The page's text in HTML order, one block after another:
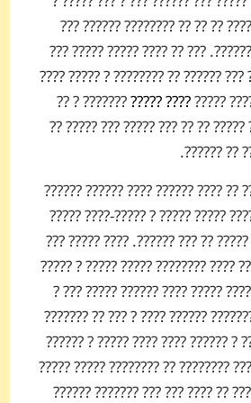
????? ?????? ?????????? ?? ??
???????????? ????? ??????. ???
???? ?? ??? ??? ?? ?? ??? ?????? ??
??????
???? ?????
??????? ? ??
???? ?? ?????? ????? ????? ?? ??
?????
?????? ?? ?? ???????? ?? ????
???????? ?? ?? ???????? ?????
???????? ??? ?????? ????? ?? ???
???? ? ????? ?? ?????? ????
????? ?? ?? ?? ????????? ?????
??? ?????????? ?? ???????? ??????
????? ?????. ???????? ? ??????
?????? ?????????? ???? ???????? ??
? ????? ??????? ?? ???? ?? ????